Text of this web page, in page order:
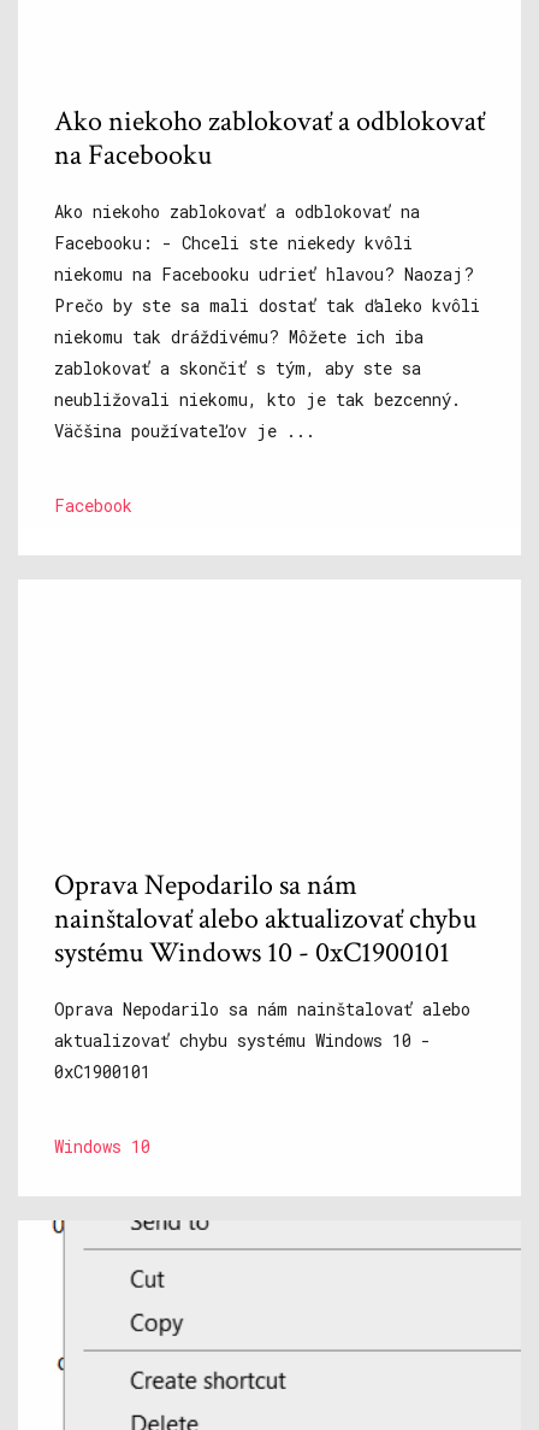
Ako niekoho zablokovať a odblokovať
na Facebooku
Ako niekoho zablokovať a odblokovať na
Facebooku: - Chceli ste niekedy kvôli
niekomu na Facebooku udrieť hlavou? Naozaj?
Prečo by ste sa mali dostať tak ďaleko kvôli
niekomu tak dráždivému? Môžete ich iba
zablokovať a skončiť s tým, aby ste sa
neubližovali niekomu, kto je tak bezcenný.
Väčšina používateľov je ...
Facebook
Oprava Nepodarilo sa nám
nainštalovať alebo aktualizovať chybu
systému Windows 10 - 0xC1900101
Oprava Nepodarilo sa nám nainštalovať alebo
aktualizovať chybu systému Windows 10 -
0xC1900101
Windows 10